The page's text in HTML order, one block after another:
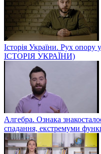
Історія України. Рух опору
ІСТОРІЯ УКРАЇНИ)
Алгебра. Ознака
спадання, екстремуми